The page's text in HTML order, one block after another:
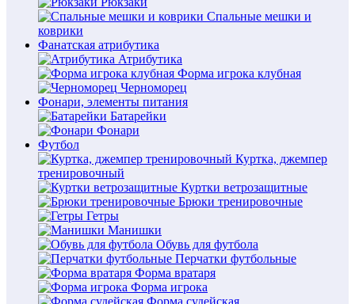
Спальные мешки и
коврики
Фанатская атрибутика
Атрибутика
Форма игрока клубная
Черноморец
Фонари, элементы питания
Батарейки
Фонари
Футбол
Куртка, джемпер
тренировочный
Куртки ветрозащитные
Брюки тренировочные
Гетры
Манишки
Обувь для футбола
Перчатки футбольные
Форма вратаря
Форма игрока
Форма судейская